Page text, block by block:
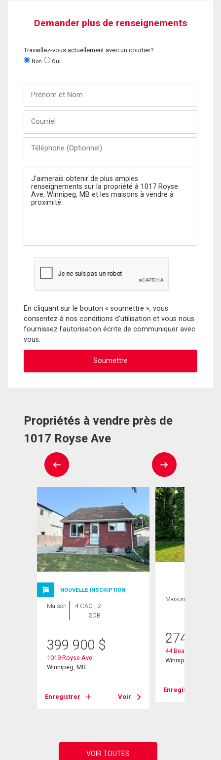
Demander plus de renseignements
Travaillez-vous actuellement avec un courtier?
Non Oui
Nom
(Optionnel)
Message
En cliquant sur le bouton « soumettre », vous
consentez à nos conditions d'utilisation et vous nous
fournissez l'autorisation écrite de communiquer avec
vous.
Propriétés à vendre près de
1017 Royse Ave
NOUVELLE INSCRIPTION
Maison
4 CAC , 2
SDB
399 900 $
1019 Royse Ave
Winnipeg, MB
Enregistrer Voir
Maison
274 900
44 Beaumont Bay
Winnipeg, MB
Enregistrer